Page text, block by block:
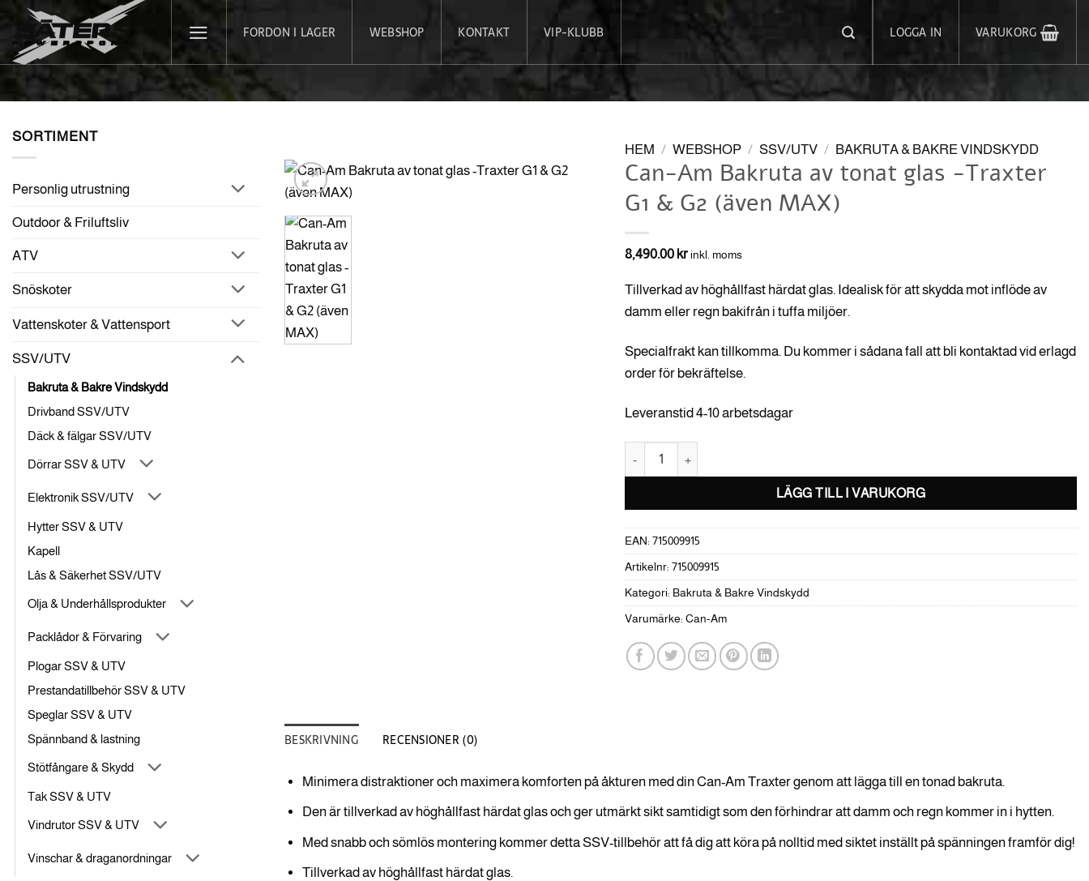
content
FORDON I LAGER WEBSHOP KONTAKT VIP-KLUBB LOGGA IN VARUKORG
SORTIMENT
Personlig utrustning
Outdoor & Friluftsliv
ATV
Snöskoter
Vattenskoter & Vattensport
SSV/UTV
Bakruta & Bakre Vindskydd
Drivband SSV/UTV
Däck & fälgar SSV/UTV
Dörrar SSV & UTV
Elektronik SSV/UTV
Hytter SSV & UTV
Kapell
Lås & Säkerhet SSV/UTV
Olja & Underhållsprodukter
Packlådor & Förvaring
Plogar SSV & UTV
Prestandatillbehör SSV & UTV
Speglar SSV & UTV
Spännband & lastning
Stötfångare & Skydd
Tak SSV & UTV
Vindrutor SSV & UTV
Vinschar & draganordningar
HEM / WEBSHOP / SSV/UTV / BAKRUTA & BAKRE VINDSKYDD
Can-Am Bakruta av tonat glas -Traxter
G1 & G2 (även MAX)
8,490.00 kr inkl. moms
Tillverkad av höghållfast härdat glas. Idealisk för att skydda mot inflöde av
damm eller regn bakifrån i tuffa miljöer.
Specialfrakt kan tillkomma. Du kommer i sådana fall att bli kontaktad vid erlagd
order för bekräftelse.
Leveranstid 4-10 arbetsdagar
LÄGG TILL I VARUKORG
EAN: 715009915
Artikelnr: 715009915
Kategori: Bakruta & Bakre Vindskydd
Varumärke: Can-Am
BESKRIVNING RECENSIONER (0)
Minimera distraktioner och maximera komforten på åkturen med din Can-Am Traxter genom att lägga till en tonad bakruta.
Den är tillverkad av höghållfast härdat glas och ger utmärkt sikt samtidigt som den förhindrar att damm och regn kommer in i hytten.
Med snabb och sömlös montering kommer detta SSV-tillbehör att få dig att köra på nolltid med siktet inställt på spänningen framför dig!
Tillverkad av höghållfast härdat glas.